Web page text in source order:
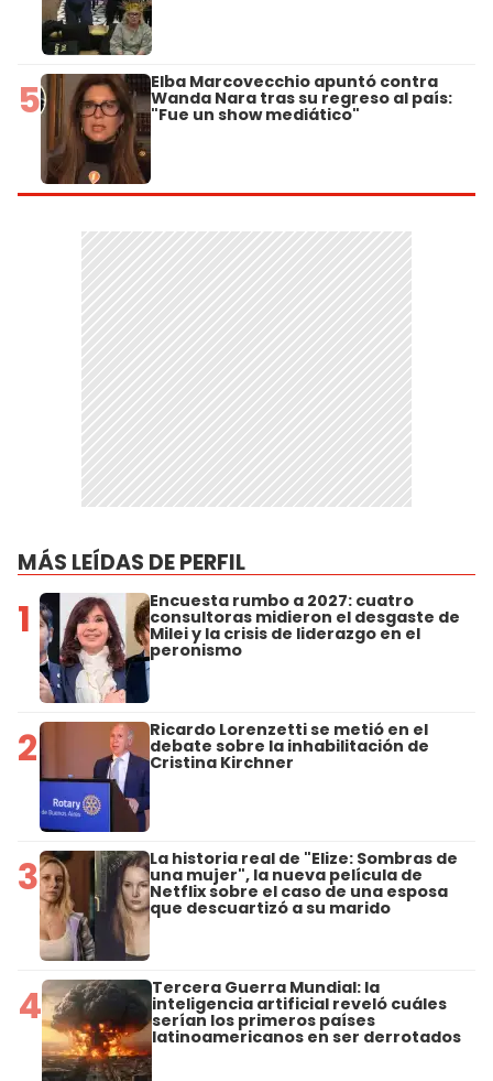
5 Elba Marcovecchio apuntó contra
Wanda Nara tras su regreso al país:
"Fue un show mediático"
MÁS LEÍDAS DE PERFIL
1 Encuesta rumbo a 2027: cuatro
consultoras midieron el desgaste de
Milei y la crisis de liderazgo en el
peronismo
2 Ricardo Lorenzetti se metió en el
debate sobre la inhabilitación de
Cristina Kirchner
3 La historia real de "Elize: Sombras de
una mujer", la nueva película de
Netflix sobre el caso de una esposa
que descuartizó a su marido
4 Tercera Guerra Mundial: la
inteligencia artificial reveló cuáles
serían los primeros países
latinoamericanos en ser derrotados